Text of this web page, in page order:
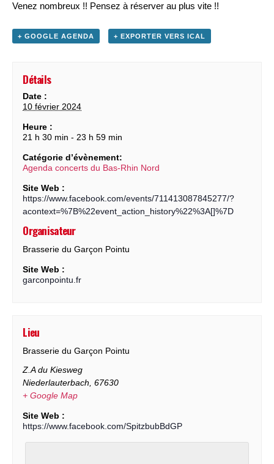
Venez nombreux !! Pensez à réserver au plus vite !!
+ GOOGLE AGENDA + EXPORTER VERS ICAL
Détails
Date :
10 février 2024
Heure :
21 h 30 min - 23 h 59 min
Catégorie d’évènement:
Agenda concerts du Bas-Rhin Nord
Site Web :
https://www.facebook.com/events/711413087845277/?
acontext=%7B%22event_action_history%22%3A[]%7D
Organisateur
Brasserie du Garçon Pointu
Site Web :
garconpointu.fr
Lieu
Brasserie du Garçon Pointu
Z.A du Kiesweg
Niederlauterbach, 67630
+ Google Map
Site Web :
https://www.facebook.com/SpitzbubBdGP